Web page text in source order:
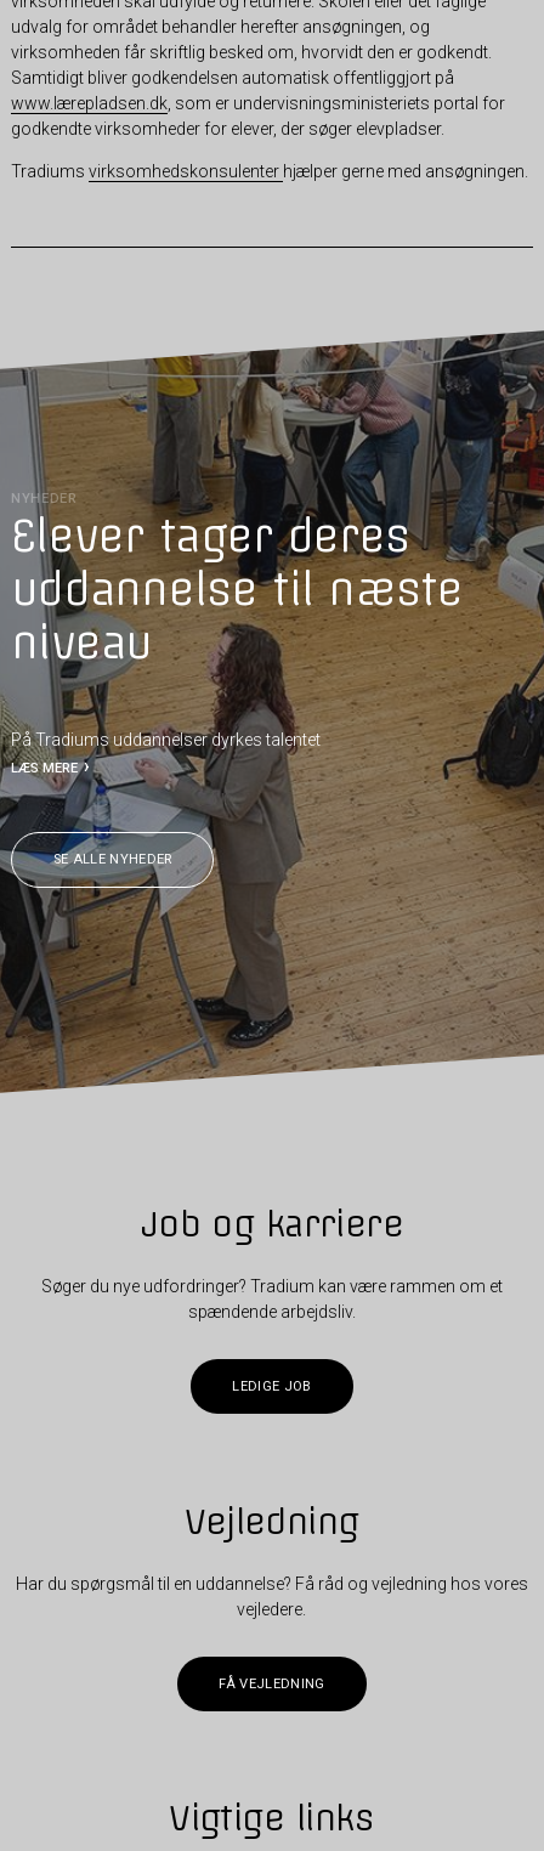
udvalg for området behandler herefter ansøgningen, og
virksomheden får skriftlig besked om, hvorvidt den er godkendt.
Samtidigt bliver godkendelsen automatisk offentliggjort på
www.lærepladsen.dk, som er undervisningsministeriets portal for
godkendte virksomheder for elever, der søger elevpladser.
Tradiums virksomhedskonsulenter hjælper gerne med ansøgningen.
NYHEDER
Elever tager deres
uddannelse til næste
niveau
På Tradiums uddannelser dyrkes talentet
LÆS MERE
SE ALLE NYHEDER
Job og karriere
Søger du nye udfordringer? Tradium kan være rammen om et
spændende arbejdsliv.
LEDIGE JOB
Vejledning
Har du spørgsmål til en uddannelse? Få råd og vejledning hos vores
vejledere.
FÅ VEJLEDNING
Vigtige links